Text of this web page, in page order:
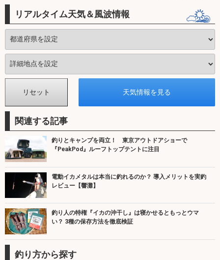
リアルタイム天気＆風波情報
関連する記事
釣りとキャンプを両立！ 東京アウトドアショーで
『PeakPod』ルーフトップテントに注目
電動イカメタルは本当に釣れるのか？ 導入メリットを実釣
レビュー【響灘】
釣り人の特権『イカの沖干し』は寝かせるともっとウマ
い？ 3種の保存方法を徹底検証
釣り方から探す